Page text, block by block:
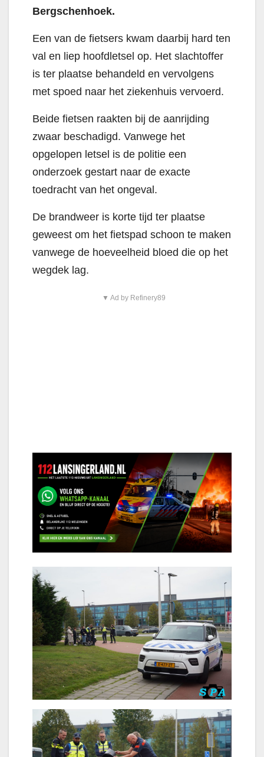
Bergschenhoek.
Een van de fietsers kwam daarbij hard ten
val en liep hoofdletsel op. Het slachtoffer
is ter plaatse behandeld en vervolgens
met spoed naar het ziekenhuis vervoerd.
Beide fietsen raakten bij de aanrijding
zwaar beschadigd. Vanwege het
opgelopen letsel is de politie een
onderzoek gestart naar de exacte
toedracht van het ongeval.
De brandweer is korte tijd ter plaatse
geweest om het fietspad schoon te maken
vanwege de hoeveelheid bloed die op het
wegdek lag.
▼ Ad by Refinery89